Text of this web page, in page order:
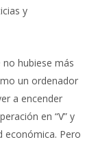
y
hubiese más
un ordenador
a encender
en “V” y
económica. Pero